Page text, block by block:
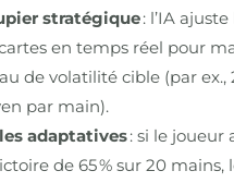
stratégique: l’IA
en temps réel pour
de volatilité cible (par ex.,
par main).
adaptatives: si le
de 65 % sur 20 mains,